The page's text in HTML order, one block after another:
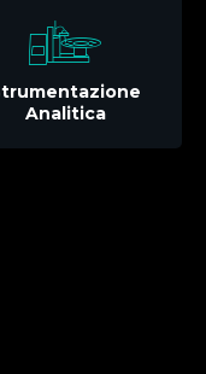
Analitica